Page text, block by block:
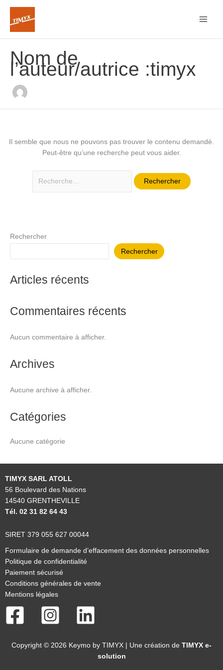
contenu
Rechercher
Rechercher
Articles récents
Commentaires récents
Aucun commentaire à afficher.
Archives
Aucune archive à afficher.
Catégories
Aucune catégorie
Nom de
l’auteur/autrice :timyx
Il semble que nous ne pouvons pas trouver le contenu demandé.
Peut-être qu’une recherche peut vous aider.
TIMYX SARL ATOLL
56 Boulevard des Nations
14540 GRENTHEVILLE
Tél. 02 31 82 64 43
SIRET 379 055 627 00044
Formulaire de demande d’effacement des données personnelles
Politique de confidentialité
Paiement sécurisé
Conditions générales de vente
Mentions légales
Copyright © 2026 Keymo by TIMYX | Une création de TIMYX e-
solution